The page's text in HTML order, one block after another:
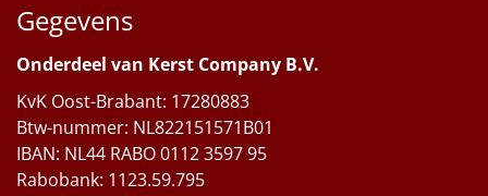
Gegevens
Onderdeel van Kerst Company B.V.
KvK Oost-Brabant: 17280883
Btw-nummer: NL822151571B01
IBAN: NL44 RABO 0112 3597 95
Rabobank: 1123.59.795